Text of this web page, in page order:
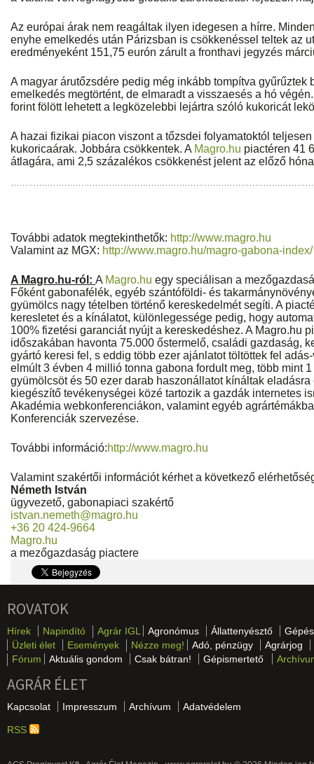
Az európai árak nem reagáltak ilyen idegesen a hírre.
enyhe emelkedés után Párizsban is csökkenéssel teltek az
eredményeként 151,75 eurón zárult a fronthavi jegyzés
A magyar árutőzsdére pedig még inkább tompítva gyűrűztek
emelkedés megtörtént, de elmaradt a visszaesés a hó
forint fölött lehetett a legközelebbi lejártra szóló kukoricát
A hazai fizikai piacon viszont a tőzsdei folyamatoktól
kukoricaárak. Jobbára csökkentek. A Magro.hu piactéren 41
átlagára, ami 2,5 százalékos csökkenést jelent az előző
További adatok megtekinthetők: http://www.magro.hu
Valamint az MGX: http://www.magro.hu/magro-gabona-index/
A Magro.hu-ról: A Magro.hu egy speciálisan a
Főként gabonafélék, egyéb szántóföldi- és
gyümölcs nagy tételben történő kereskedelmét segíti. A
keresletet és a kínálatot, különlegessége pedig, hogy
100% fizetési garanciát nyújt a kereskedéshez. A Magro.hu
időszakában havonta 75.000 őstermelő, családi gazdaság,
gyártó keresi fel, s eddig több ezer ajánlatot töltöttek fel
elmúlt 3 évben 4 millió tonna gabona fordult meg, több mint
gyümölcsöt és 50 ezer darab haszonállatot kínáltak eladásra
kiegészítő tevékenységei közé tartozik a gazdák internetes
Akadémia webkonferenciákon, valamint egyéb
Konferenciák szervezése.
További információ:http://www.magro.hu
Valamint szakértői információt kérhet a következő
Németh István
ügyvezető, gabonapiaci szakértő
istvan.nemeth@magro.hu
+36 20 424-9664
Magro.hu
a mezőgazdaság piactere
ROVATOK
Hírek Napindító Agrár IGL Agronómus Állattenyésztő
Üzleti élet
Események Nézze meg! Adó, pénzügy
Agrárjog
Fórum
Aktuális gondom Csak bátran! Gépismertető
AGRÁR ÉLET
Kapcsolat Impresszum Archívum Adatvédelem
RSS